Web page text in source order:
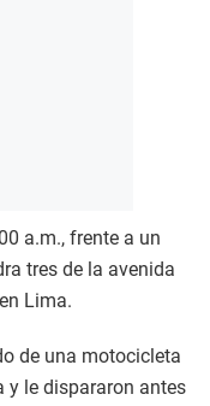
a.m., frente a un
tres de la avenida
Lima.
de una motocicleta
y le dispararon antes